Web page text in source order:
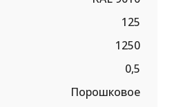
125
1250
0,5
Порошковое